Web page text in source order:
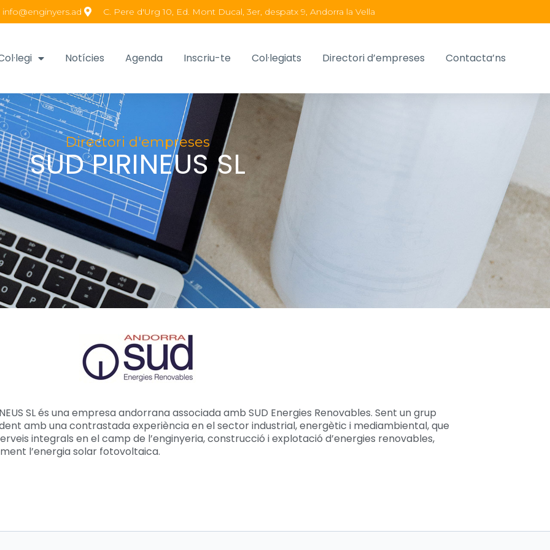
info@enginyers.ad C. Pere d'Urg 10, Ed. Mont Ducal, 3er, despatx 9, Andorra la Vella
Notícies Agenda Inscriu-te Col·legiats Directori d’empreses Contacta’ns
Directori d'empreses
SUD PIRINEUS SL
SL és una empresa andorrana associada amb SUD Energies Renovables. Sent un grup
amb una contrastada experiència en el sector industrial, energètic i mediambiental, que
integrals en el camp de l’enginyeria, construcció i explotació d’energies renovables,
l’energia solar fotovoltaica.